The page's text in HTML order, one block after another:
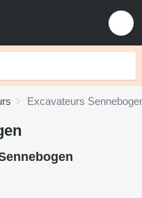
Excavateurs